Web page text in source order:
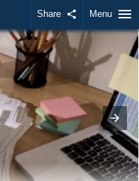
Share share Menu menu